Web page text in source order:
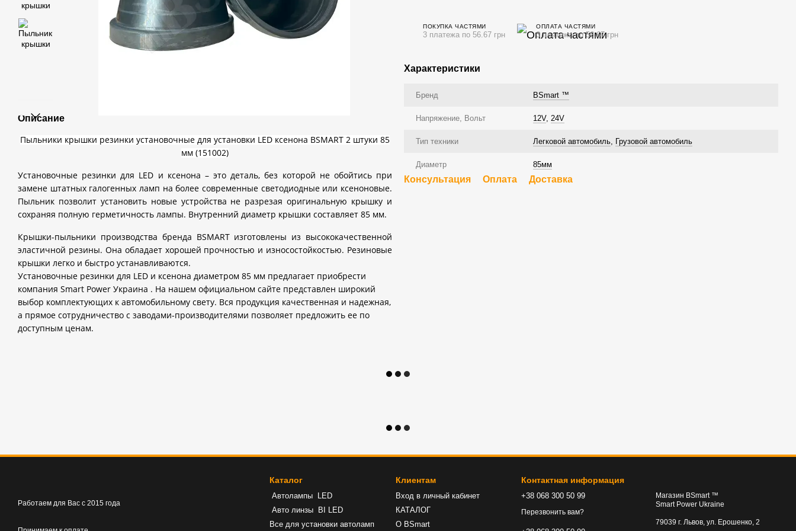
Описание
Пыльники крышки резинки установочные для установки LED ксенона BSMART 2 штуки 85
мм (151002)
Установочные резинки для LED и ксенона – это деталь, без которой не обойтись при
замене штатных галогенных ламп на более современные светодиодные или ксеноновые.
Пыльник позволит установить новые устройства не разрезая оригинальную крышку и
сохраняя полную герметичность лампы. Внутренний диаметр крышки составляет 85 мм.
Крышки-пыльники производства бренда BSMART изготовлены из высококачественной
эластичной резины. Она обладает хорошей прочностью и износостойкостью. Резиновые
крышки легко и быстро устанавливаются.
Установочные резинки для LED и ксенона диаметром 85 мм предлагает приобрести
компания Smart Power Украина . На нашем официальном сайте представлен широкий
выбор комплектующих к автомобильному свету. Вся продукция качественная и надежная,
а прямое сотрудничество с заводами-производителями позволяет предложить ее по
доступным ценам.
ПОКУПКА ЧАСТЯМИ
3 платежа по 56.67 грн
ОПЛАТА ЧАСТЯМИ
3 платежа по 56.67 грн
Характеристики
Бренд BSmart ™
Напряжение, Вольт 12V, 24V
Тип техники Легковой автомобиль, Грузовой автомобиль
Диаметр 85мм
Консультация Оплата Доставка
Работаем для Вас с 2015 года
Каталог
Автолампы LED
Авто линзы BI LED
Все для установки автоламп
Клиентам
Вход в личный кабинет
КАТАЛОГ
О BSmart
Контактная информация
+38 068 300 50 99
Перезвонить вам?
Магазин BSmart ™
Smart Power Ukraine
79039 г. Львов, ул. Ерошенко, 2